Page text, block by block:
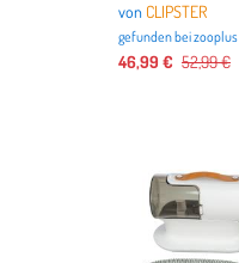
von CLIPSTER
gefunden beizooplus
46,99 € 52,99 €